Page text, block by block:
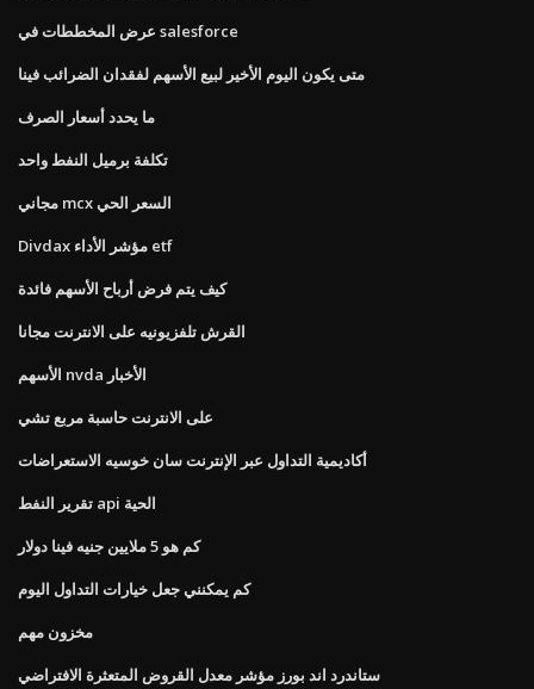
عرض المخططات في salesforce
متى يكون اليوم الأخير لبيع الأسهم لفقدان الضرائب فينا
ما يحدد أسعار الصرف
تكلفة برميل النفط واحد
مجاني mcx السعر الحي
Divdax مؤشر الأداء etf
كيف يتم فرض أرباح الأسهم فائدة
القرش تلفزيونيه على الانترنت مجانا
الأسهم nvda الأخبار
على الانترنت حاسبة مربع تشي
أكاديمية التداول عبر الإنترنت سان خوسيه الاستعراضات
تقرير النفط api الحية
كم هو 5 ملايين جنيه فينا دولار
كم يمكنني جعل خيارات التداول اليوم
مخزون مهم
ستاندرد اند بورز مؤشر معدل القروض المتعثرة الافتراضي